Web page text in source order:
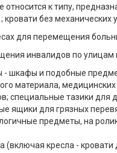
относится к типу,
; кровати без
для перемещения
инвалидов по улицам
- шкафы и подобные
материала,
специальные тазики
ящики для грязных
предметы, на
(включая кресла -